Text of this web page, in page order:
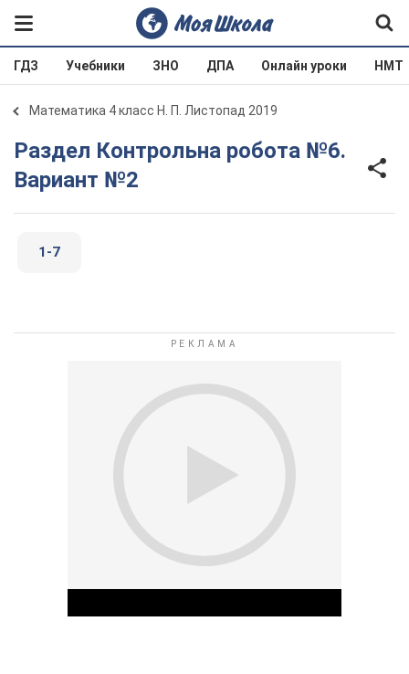
ГДЗ Учебники ЗНО ДПА Онлайн уроки НМТ
Математика 4 класс Н. П. Листопад 2019
Раздел Контрольна робота №6.
Вариант №2
1-7